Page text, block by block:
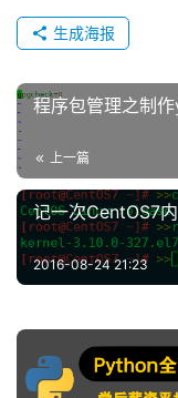
生成海报
程序包管理之制
上一篇
记一次CentOS7
2016-08-24 21:23